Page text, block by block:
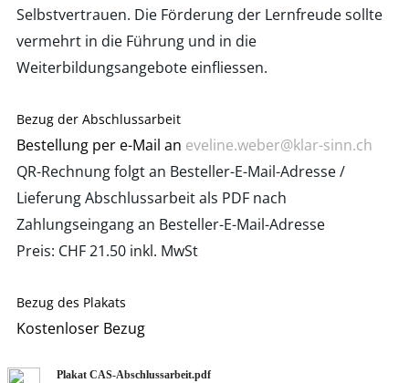
Selbstvertrauen. Die Förderung der Lernfreude sollte
vermehrt in die Führung und in die
Weiterbildungsangebote einfliessen.
Bezug der Abschlussarbeit
Bestellung per e-Mail an eveline.weber@klar-sinn.ch
QR-Rechnung folgt an Besteller-E-Mail-Adresse /
LieferungAbschlussarbeitals PDF nach
Zahlungseingang an Besteller-E-Mail-Adresse
Preis: CHF 21.50 inkl. MwSt
Bezug des Plakats
​Kostenloser Bezug
Plakat CAS-Abschlussarbeit.pdf